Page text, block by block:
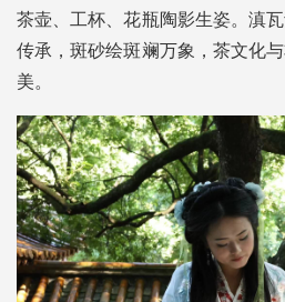
茶壶、工杯、花瓶陶影生姿。滇
传承，斑砂绘斑斓万象，茶文化
美。